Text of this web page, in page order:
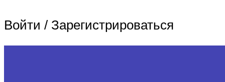
Войти / Зарегистрироваться